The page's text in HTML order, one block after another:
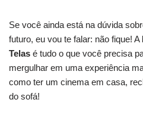
Se você ainda está na dúvida
futuro, eu vou te falar: não fique! A
Telas é tudo o que você precisa
mergulhar em uma experiência
como ter um cinema em casa,
do sofá!